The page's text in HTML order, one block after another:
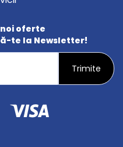
oferte
te la Newsletter!